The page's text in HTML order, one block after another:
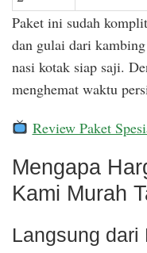
Paket ini sudah
dan gulai dari
nasi kotak siap saji.
menghemat waktu
Review Paket
Mengapa
Kami Murah
Langsung dari